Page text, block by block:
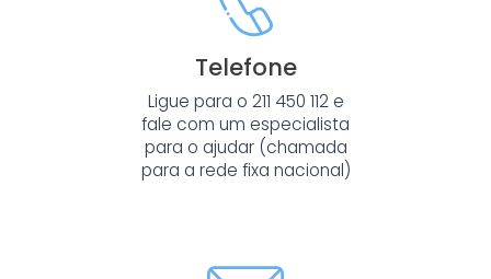
Telefone
Ligue para o 211 450 112 e
fale com um especialista
para o ajudar (chamada
para a rede fixa nacional)